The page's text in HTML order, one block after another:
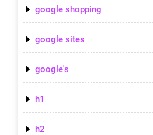
google shopping
google sites
google's
h1
h2